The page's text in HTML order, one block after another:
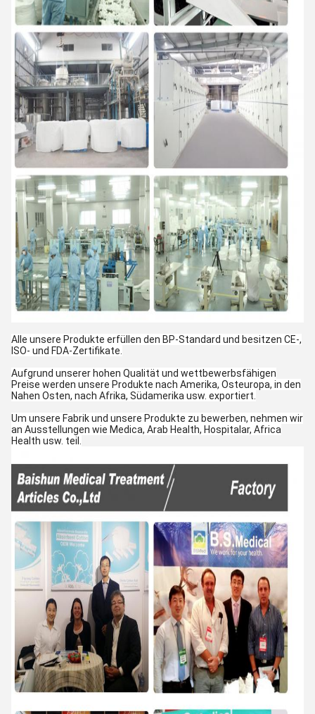
Alle unsere Produkte erfüllen den BP-Standard und besitzen CE-,
ISO- und FDA-Zertifikate.
Aufgrund unserer hohen Qualität und wettbewerbsfähigen
Preise werden unsere Produkte nach Amerika, Osteuropa, in den
Nahen Osten, nach Afrika, Südamerika usw. exportiert.
Um unsere Fabrik und unsere Produkte zu bewerben, nehmen wir
an Ausstellungen wie Medica, Arab Health, Hospitalar, Africa
Health usw. teil.